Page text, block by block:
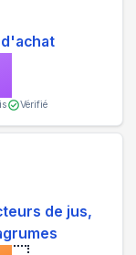
Vérifié
de jus,